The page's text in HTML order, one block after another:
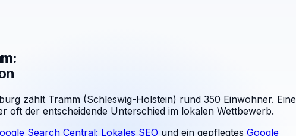
zählt Tramm (Schleswig-Holstein) rund 350 Einwohner. Eine
oft der entscheidende Unterschied im lokalen Wettbewerb.
Search Central: Lokales SEO und ein gepflegtes Google